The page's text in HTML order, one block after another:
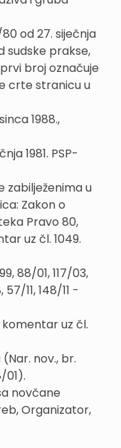
od 27. siječnja
sudske prakse,
broj označuje
crte stranicu u
1988.,
1981. PSP-
zabilježenima u
Zakon o
Pravo 80,
uz čl. 1049.
88/01, 117/03,
11, 148/11 -
uz čl.
nov., br.
01).
novčane
Organizator,